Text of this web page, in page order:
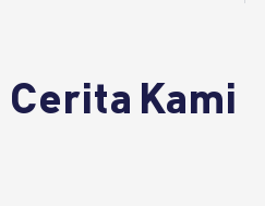
Cerita Kami